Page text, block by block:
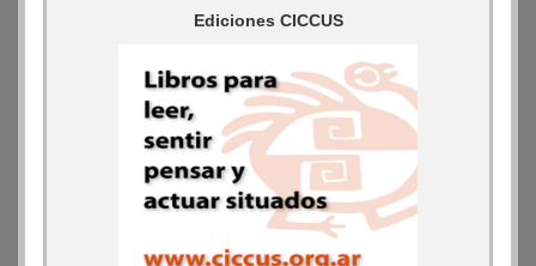
Ediciones CICCUS